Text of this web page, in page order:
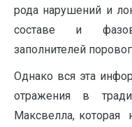
рода нарушений и
составе и
заполнителей
Однако вся эта
отражения в
Максвелла, которая